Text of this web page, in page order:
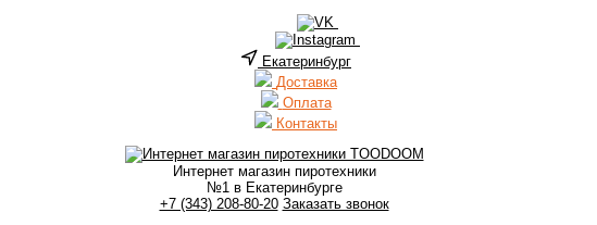
Екатеринбург
Доставка
Оплата
Контакты
Интернет магазин пиротехники
№1 в Екатеринбурге
+7 (343) 208-80-20 Заказать звонок